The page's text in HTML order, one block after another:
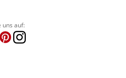
uns auf: